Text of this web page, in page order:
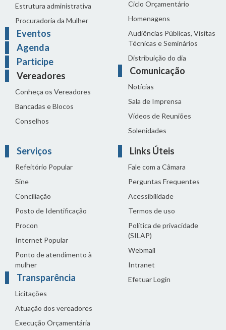
Estrutura administrativa
Procuradoria da Mulher
Eventos
Agenda
Participe
Vereadores
Conheça os Vereadores
Bancadas e Blocos
Conselhos
Ciclo Orçamentário
Homenagens
Audiências Públicas, Visitas
Técnicas e Seminários
Distribuição do dia
Comunicação
Notícias
Sala de Imprensa
Vídeos de Reuniões
Solenidades
Serviços
Refeitório Popular
Sine
Conciliação
Posto de Identificação
Procon
Internet Popular
Ponto de atendimento à
mulher
Transparência
Licitações
Atuação dos vereadores
Execução Orçamentária
Links Úteis
Fale com a Câmara
Perguntas Frequentes
Acessibilidade
Termos de uso
Política de privacidade
(SILAP)
Webmail
Intranet
Efetuar Login